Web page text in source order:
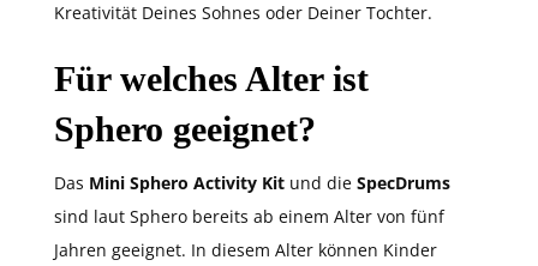
Kreativität Deines Sohnes oder Deiner Tochter.
Für welches Alter ist
Sphero geeignet?
Das Mini Sphero Activity Kit und die SpecDrums
sind laut Sphero bereits ab einem Alter von fünf
Jahren geeignet. In diesem Alter können Kinder